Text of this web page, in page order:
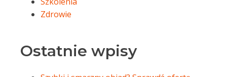
Zdrowie
Ostatnie wpisy